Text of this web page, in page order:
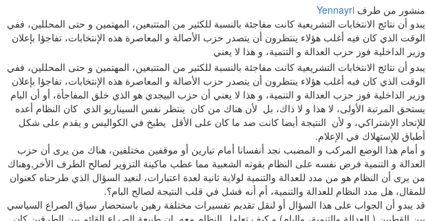
منشور من طرفYennayri
يبدو أن نتائج الانتخابات التشريعية كانت مفاجئة بالنسبة للكثير من المتتبعين، المهتمين و حتى المحللين، ففي
الوقت الذي كان فيه أغلب هؤلاء ينتظرون أن يتصدر حزب الأصالة و المعاصرة هذه الإنتخابات، تفاجؤا بإعلان
وزير الداخلية فوز حزب العدالة و التنمية، و هذا لا يعني
يبدو أن نتائج الانتخابات التشريعية كانت مفاجئة بالنسبة للكثير من المتتبعين، المهتمين و حتى المحللين، ففي
الوقت الذي كان فيه أغلب هؤلاء ينتظرون أن يتصدر حزب الأصالة و المعاصرة هذه الإنتخابات، تفاجؤا بإعلان
وزير الداخلية فوز حزب العدالة و التنمية، و هذا لا يعني أن حزب البيجدي هو الذي خلق المفاجأة، أو أن البام
يستحق المرتبة الأولى، لا هذا و لا ذاك، بل لأن هناك من كان ينتظر نفس السيناريو الذي كان النظام أعده
للإتحاد الإشتراكي، و لأن النتيجة أيضا كانت ضد ما كان على الأقل يطبخ في الكواليس و يقدم على شكل
أطباق للإستهلاك في الإعلام.
و أمام هذا الوضع المركب و المضبب نجد أنفسانا أمام تيارين أو موقفين مختلفين، هناك من يرى أن حزب
العدالة و التنمية فرض نفسه على النظام بقوته الشعبية مما عطب ماكينة التزوير لصالح الطرف الأخر,وهناك
من يرى أن النظام هو من مدد للعدالة والتنمية لولاية ثانية لعدة اعتبارات، لنعيد السؤال الذي طرحناه كعنوان
للمقال، هل مدد النظام للعدالة والتنمية، أم أنه فشل في قلب النتيجة لصالح البام؟.
قد يبدو أن الجواب على هذا السؤال أو لنقل تقديم تفسيرات مختلفة رهين باستحضار سياق الصراع السياسي
بين القطبين ( العدالة والتنمية، والبام) و كيف تعامل النظام معه. إن طبيعة الصراع القائم بين الطرفين كان